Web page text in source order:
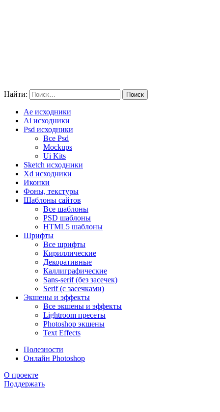
Найти:
Ae исходники
Ai исходники
Psd исходники
Все Psd
Mockups
Ui Kits
Sketch исходники
Xd исходники
Иконки
Фоны, текстуры
Шаблоны сайтов
Все шаблоны
PSD шаблоны
HTML5 шаблоны
Шрифты
Все шрифты
Кириллические
Декоративные
Каллиграфические
Sans-serif (без засечек)
Serif (с засечками)
Экшены и эффекты
Все экшены и эффекты
Lightroom пресеты
Photoshop экшены
Text Effects
Полезности
Онлайн Photoshop
О проекте
Поддержать